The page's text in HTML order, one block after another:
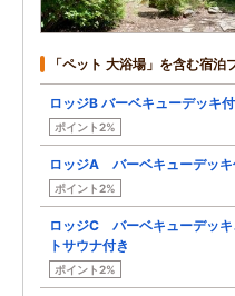
「ペット 大浴場」を含む宿泊
ロッジB バーベキューデッキ
ポイント2%
ロッジA バーベキューデッキ
ポイント2%
ロッジC バーベキューデッキ
トサウナ付き
ポイント2%